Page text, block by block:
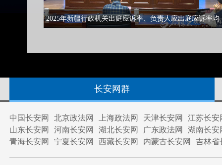
2025年新疆行政机关出庭应诉率、负责人应出庭应诉率均
长安网群
中国长安网 北京政法网 上海政法网 天津长安网
江苏长安
山东长安网
河南长安网 湖北长安网 广东政法网
湖南长安
青海长安网
宁夏长安网 西藏长安网 内蒙古长安网 吉林省